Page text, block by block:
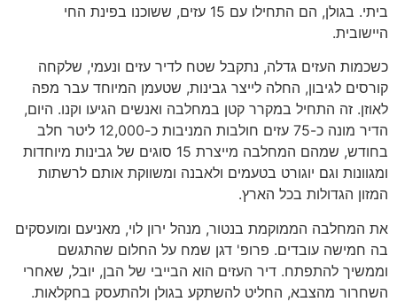
ביתי. בגולן, הם התחילו עם 15 עזים, ששוכנו בפינת החי
היישובית.
כשכמות העזים גדלה, נתקבל שטח לדיר עזים ונעמי, שלקחה
קורסים לגיבון, החלה לייצר גבינות, שטעמן המיוחד עבר מפה
לאוזן. זה התחיל במקרר קטן במחלבה ואנשים הגיעו וקנו. היום,
הדיר מונה כ-75 עזים חולבות המניבות כ-12,000 ליטר חלב
בחודש, שמהם המחלבה מייצרת 15 סוגים של גבינות מיוחדות
ומגוונות וגם יוגורט בטעמים ולאבנה ומשווקת אותם לרשתות
המזון הגדולות בכל הארץ.
את המחלבה הממוקמת בנטור, מנהל ירון לוי, מאניעם ומועסקים
בה חמישה עובדים. פרופ' דגן שמח על החלום שהתגשם
וממשיך להתפתח. דיר העזים הוא הבייבי של הבן, יובל, שאחרי
השחרור מהצבא, החליט להשתקע בגולן ולהתעסק בחקלאות.